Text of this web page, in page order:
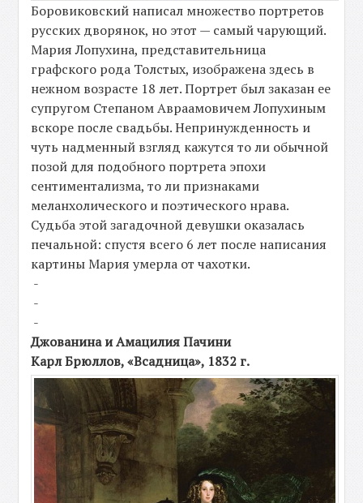
Боровиковский написал множество портретов
русских дворянок, но этот — самый чарующий.
Мария Лопухина, представительница
графского рода Толстых, изображена здесь в
нежном возрасте 18 лет. Портрет был заказан ее
супругом Степаном Авраамовичем Лопухиным
вскоре после свадьбы. Непринужденность и
чуть надменный взгляд кажутся то ли обычной
позой для подобного портрета эпохи
сентиментализма, то ли признаками
меланхолического и поэтического нрава.
Судьба этой загадочной девушки оказалась
печальной: спустя всего 6 лет после написания
картины Мария умерла от чахотки.
-
-
-
Джованина и Амацилия Пачини
Карл Брюллов, «Всадница», 1832 г.